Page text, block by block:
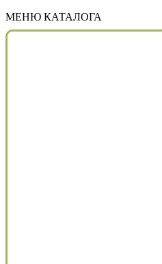
МЕНЮ КАТАЛОГА